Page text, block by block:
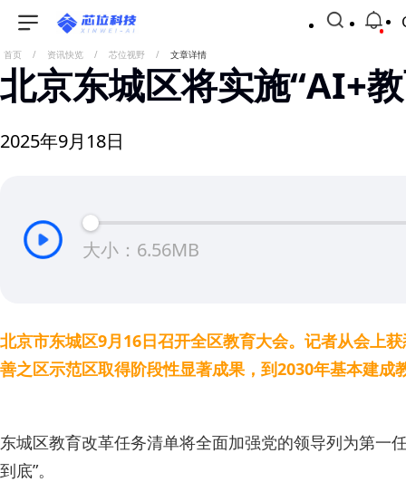
首页 / 资讯快览 / 芯位视野 / 文章详情
北京东城区将实施“AI+
2025年9月18日
大小：6.56MB
北京市东城区9月16日召开全区教育大会。记者从会上
善之区示范区取得阶段性显著成果，到2030年基本建成
东城区教育改革任务清单将全面加强党的领导列为第一
到底”。